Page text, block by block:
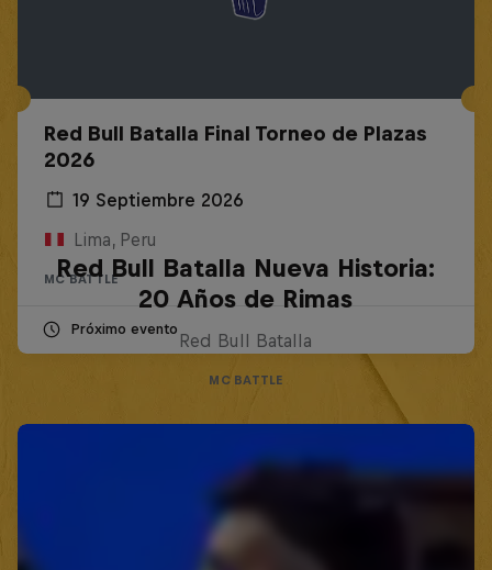
Red Bull Batalla Final Torneo de Plazas
2026
19 Septiembre 2026
Lima, Peru
MC BATTLE
Próximo evento
Red Bull Batalla Nueva Historia:
20 Años de Rimas
Red Bull Batalla
MC BATTLE